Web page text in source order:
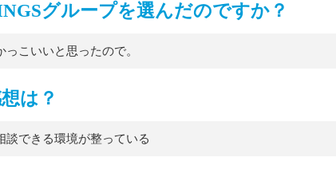
グループを選んだのですか？
っこいいと思ったので。
は？
談できる環境が整っている